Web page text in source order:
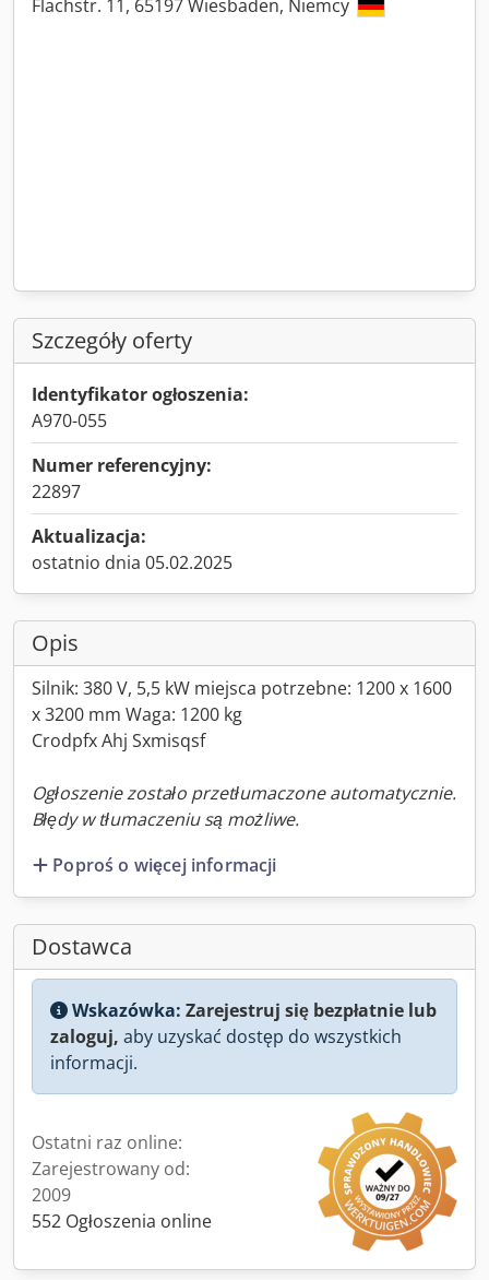
Flachstr. 11, 65197 Wiesbaden, Niemcy
Szczegóły oferty
Identyfikator ogłoszenia:
A970-055
Numer referencyjny:
22897
Aktualizacja:
ostatnio dnia 05.02.2025
Opis
Silnik: 380 V, 5,5 kW miejsca potrzebne: 1200 x 1600
x 3200 mm Waga: 1200 kg
Crodpfx Ahj Sxmisqsf
Ogłoszenie zostało przetłumaczone automatycznie.
Błędy w tłumaczeniu są możliwe.
Poproś o więcej informacji
Dostawca
Wskazówka: Zarejestruj się bezpłatnie lub
zaloguj, aby uzyskać dostęp do wszystkich
informacji.
Ostatni raz online:
Zarejestrowany od:
2009
552 Ogłoszenia online